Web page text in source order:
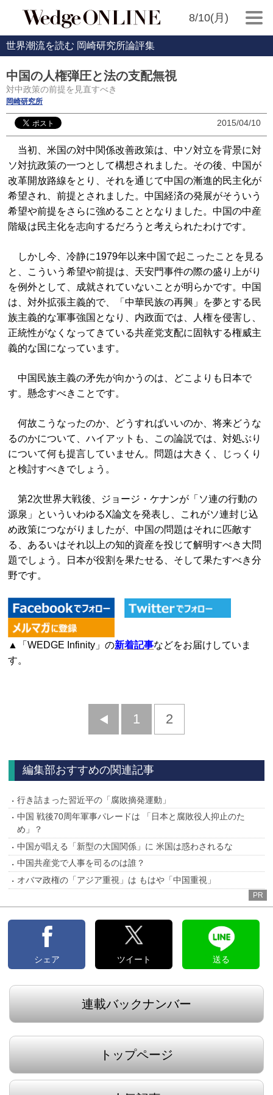
8/10(月)
世界潮流を読む 岡崎研究所論評集
中国の人権弾圧と法の支配無視
対中政策の前提を見直すべき
岡崎研究所
2015/04/10
当初、米国の対中関係改善政策は、中ソ対立を背景に対
ソ対抗政策の一つとして構想されました。その後、中国が
改革開放路線をとり、それを通じて中国の漸進的民主化が
希望され、前提とされました。中国経済の発展がそういう
希望や前提をさらに強めることとなりました。中国の中産
階級は民主化を志向するだろうと考えられたわけです。
しかし今、冷静に1979年以来中国で起こったことを見る
と、こういう希望や前提は、天安門事件の際の盛り上がり
を例外として、成就されていないことが明らかです。中国
は、対外拡張主義的で、「中華民族の再興」を夢とする民
族主義的な軍事強国となり、内政面では、人権を侵害し、
正統性がなくなってきている共産党支配に固執する権威主
義的な国になっています。
中国民族主義の矛先が向かうのは、どこよりも日本で
す。懸念すべきことです。
何故こうなったのか、どうすればいいのか、将来どうな
るのかについて、ハイアットも、この論説では、対処ぶり
について何も提言していません。問題は大きく、じっくり
と検討すべきでしょう。
第2次世界大戦後、ジョージ・ケナンが「ソ連の行動の
源泉」といういわゆるX論文を発表し、これがソ連封じ込
め政策につながりましたが、中国の問題はそれに匹敵す
る、あるいはそれ以上の知的資産を投じて解明すべき大問
題でしょう。日本が役割を果たせる、そして果たすべき分
野です。
▲「WEDGE Infinity」の新着記事などをお届けしていま
す。
前
1 2
編集部おすすめの関連記事
行き詰まった習近平の「腐敗摘発運動」
中国 戦後70周年軍事パレードは 「日本と腐敗役人抑止のた
め」？
中国が唱える「新型の大国関係」に 米国は惑わされるな
中国共産党で人事を司るのは誰？
オバマ政権の「アジア重視」は もはや「中国重視」
PR
シェア ツイート 送る
連載バックナンバー
トップページ